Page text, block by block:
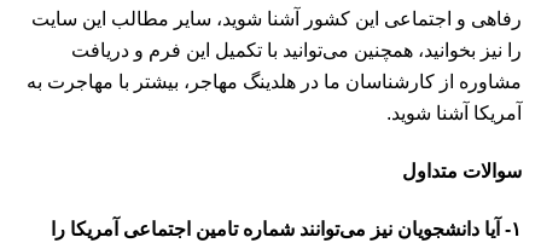
رفاهی و اجتماعی این کشور آشنا شوید، سایر مطالب این سایت
را نیز بخوانید، همچنین می‌توانید با تکمیل اینفرمو دریافت
مشاوره از کارشناسان ما در هلدینگ مهاجر، بیشتر با مهاجرت به
آمریکا آشنا شوید.
سوالات متداول
۱- آیا دانشجویان نیز می‌توانند شماره تامین اجتماعی آمریکا را